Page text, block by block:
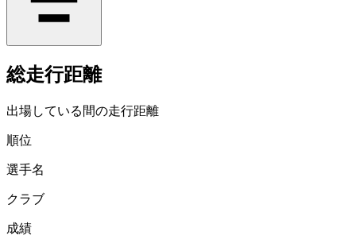
総走行距離
出場している間の走行距離
順位
選手名
クラブ
成績